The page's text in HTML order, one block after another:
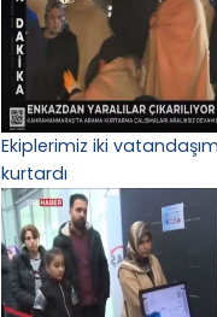
Ekiplerimiz iki
kurtardı